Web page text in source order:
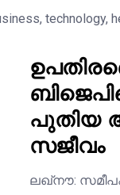
technology,
പുതിയ
സജീവം
ലഖ്നൗ: